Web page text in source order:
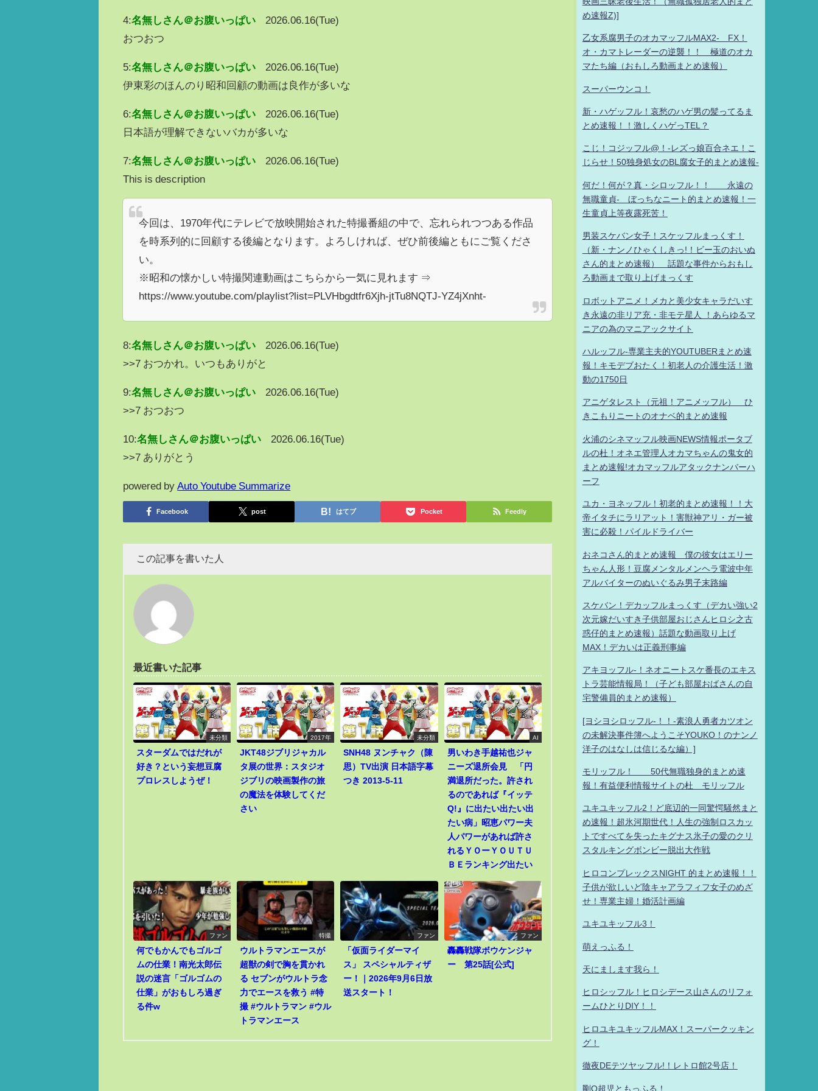
4:名無しさん＠お腹いっぱい
2026.06.16(Tue)
おつおつ
5:名無しさん＠お腹いっぱい
2026.06.16(Tue)
伊東彩のほんのり昭和回顧の動画は良作が多いな
6:名無しさん＠お腹いっぱい
2026.06.16(Tue)
日本語が理解できないバカが多いな
7:名無しさん＠お腹いっぱい
2026.06.16(Tue)
This is description
今回は、1970年代にテレビで放映開始された特撮番組の中で、忘れられつつある作品
を時系列的に回顧する後編となります。よろしければ、ぜひ前後編ともにご覧くださ
い。
※昭和の懐かしい特撮関連動画はこちらから一気に見れます ⇒
https://www.youtube.com/playlist?list=PLVHbgdtfr6Xjh-jtTu8NQTJ-YZ4jXnht-
8:名無しさん＠お腹いっぱい
2026.06.16(Tue)
>>7 おつかれ。いつもありがと
9:名無しさん＠お腹いっぱい
2026.06.16(Tue)
>>7 おつおつ
10:名無しさん＠お腹いっぱい
2026.06.16(Tue)
>>7 ありがとう
powered by Auto Youtube Summarize
Facebook post はてブ Pocket Feedly
この記事を書いた人
最近書いた記事
未分類
スターダムではだれが
好き？という妄想豆腐
プロレスしようぜ！
2017年
JKT48ジブリジャカル
タ展の世界：スタジオ
ジブリの映画製作の旅
の魔法を体験してくだ
さい
未分類
SNH48 ヌンチャク（陳
思）TV出演 日本語字幕
つき 2013-5-11
AI
男いわき手越祐也ジャ
ニーズ退所会見 「円
満退所だった。許され
るのであれば『イッテ
Q!』に出たい出たい出
たい病」昭恵パワー夫
人パワーがあれば許さ
れるＹＯーＹＯＵＴＵ
ＢＥランキング出たい
ファン
何でもかんでもゴルゴ
ムの仕業！南光太郎伝
説の迷言「ゴルゴムの
仕業」がおもしろ過ぎ
る件w
特撮
ウルトラマンエースが
超獣の剣で胸を貫かれ
る セブンがウルトラ念
力でエースを救う #特
撮 #ウルトラマン #ウル
トラマンエース
ファン
「仮面ライダーマイ
ス」 スペシャルティザ
ー！｜2026年9月6日放
送スタート！
ファン
轟轟戦隊ボウケンジャ
ー 第25話[公式]
め速報Z)]
乙女系腐男子のオカマッフルMAX2- FX！
オ・カマトレーダーの逆襲！！ 極道のオカ
マたち編（おもしろ動画まとめ速報）
スーパーウンコ！
新・ハゲッフル！哀愁のハゲ男の髪ってるま
とめ速報！！激しくハゲっTEL？
こじ！コジッフル@！-レズっ娘百合ネエ！こ
じらせ！50独身処女のBL腐女子的まとめ速報-
何だ！何が？真・シロッフル！！ 永遠の
無職童貞- ぼっちなニート的まとめ速報！一
生童貞上等夜露死苦！
男装スケバン女子！スケッフルまっくす！
（新・ナンノひゃくしきっ!！ビー玉のおいぬ
さん的まとめ速報） 話題な事件からおもし
ろ動画まで取り上げまっくす
ロボットアニメ！メカと美少女キャラだいす
き永遠の非リア充・非モテ星人 ！あらゆるマ
ニアの為のマニアックサイト
ハルッフル-専業主夫的YOUTUBERまとめ速
報！キモデブおたく！初老人の介護生活！激
動の1750日
アニゲタレスト（元祖！アニメッフル） ひ
きこもりニートのオナベ的まとめ速報
火浦のシネマッフル映画NEWS情報ポータブ
ルの杜！オネエ管理人オカマちゃんの鬼女的
まとめ速報!オカマッフルアタックナンバーハ
ーフ
ユカ・ヨネッフル！初老的まとめ速報！！大
帝イタチにラリアット！害獣神アリ・ガー被
害に必殺！パイルドライバー
おネコさん的まとめ速報 僕の彼女はエリー
ちゃん人形！豆腐メンタルメンヘラ電波中年
アルバイターのぬいぐるみ男子末路編
スケバン！デカッフルまっくす（デカい強い2
次元嫁だいすき子供部屋おじさんヒロシ之古
惑仔的まとめ速報）話題な動画取り上げ
MAX！デカいは正義刑事編
アキヨッフル-！ネオニートスケ番長のエキス
トラ芸能情報局！（子ども部屋おばさんの自
宅警備員的まとめ速報）
[ヨシヨシロッフル-！！-素浪人勇者カツオン
の未解決事件簿へようこそYOUKO！のナンノ
洋子のはなしは信じるな編）]
モリッフル！ 50代無職独身的まとめ速
報！有益便利情報サイトの杜 モリッフル
ユキユキッフル2！ど底辺的一同驚愕騒然まと
め速報！超氷河期世代！人生の強制ロスカッ
トですべてを失ったキグナス氷子の愛のクリ
スタルキングボンビー脱出大作戦
ヒロコンプレックスNIGHT 的まとめ速報！！
子供が欲しいど陰キャアラフィフ女子のめざ
せ！専業主婦！婚活計画編
ユキユキッフル3！
萌えっふる！
天にまします我ら！
ヒロシッフル！ヒロシデース山さんのリフォ
ームひとりDIY！！
ヒロユキユキッフルMAX！スーパークッキン
グ！
徹夜DEテツヤッフル!！レトロ館2号店！
剛Q超児ともっふる！